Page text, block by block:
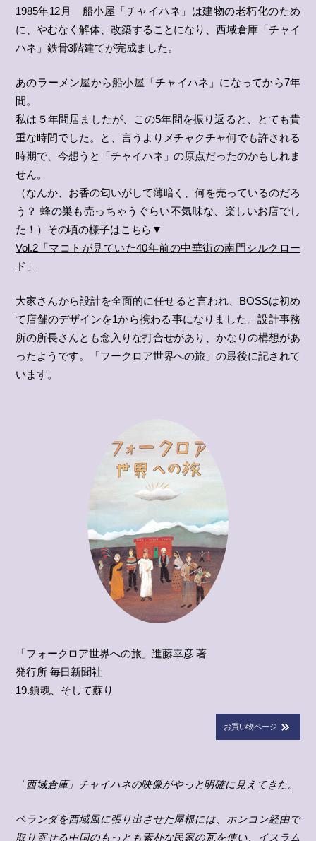
1985年12月 船小屋「チャイハネ」は建物の老朽化のため
に、やむなく解体、改築することになり、西域倉庫「チャイ
ハネ」鉄骨3階建てが完成ました。
あのラーメン屋から船小屋「チャイハネ」になってから7年
間。
私は５年間居ましたが、この5年間を振り返ると、とても貴
重な時間でした。と、言うよりメチャクチャ何でも許される
時期で、今想うと「チャイハネ」の原点だったのかもしれま
せん。
（なんか、お香の匂いがして薄暗く、何を売っているのだろ
う？ 蜂の巣も売っちゃうぐらい不気味な、楽しいお店でし
た！）その頃の様子はこちら▼
Vol.2「マコトが見ていた40年前の中華街の南門シルクロー
ド」
大家さんから設計を全面的に任せると言われ、BOSSは初め
て店舗のデザインを1から携わる事になりました。設計事務
所の所長さんとも念入りな打合せがあり、かなりの構想があ
ったようです。「フークロア世界への旅」の最後に記されて
います。
「フォークロア世界への旅」進藤幸彦 著
発行所 毎日新聞社
19.鎮魂、そして蘇り
お買い物ページ
「西域倉庫」チャイハネの映像がやっと明確に見えてきた。
ベランダを西域風に張り出させた屋根には、ホンコン経由で
取り寄せる中国のもっとも素朴な民家の瓦を使い、イスラム